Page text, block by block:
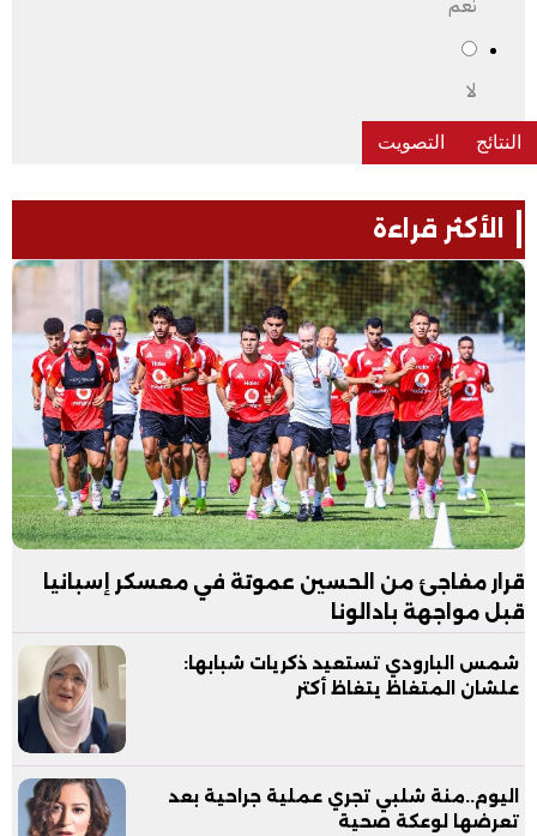
نعم
لا
الأكثر قراءة
قرار مفاجئ من الحسين عموتة في معسكر إسبانيا
قبل مواجهة بادالونا
شمس البارودي تستعيد ذكريات شبابها:
علشان المتغاظ يتغاظ أكتر
اليوم..منة شلبي تجري عملية جراحية بعد
تعرضها لوعكة صحية